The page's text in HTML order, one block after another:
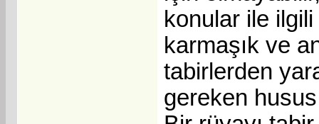
konular ile
karmaşık ve
tabirlerden
gereken